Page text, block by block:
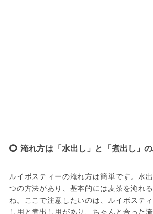
淹れ方は「水出し」と「煮出し」
ルイボスティーの淹れ方は簡単です。水
つの方法があり、基本的には麦茶を淹れ
ね。ここで注意したいのは、ルイボステ
し用と煮出し用があり、ちゃんと合った